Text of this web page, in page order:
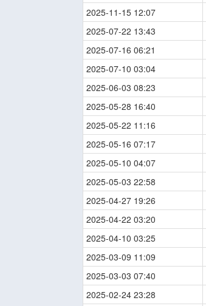
2025-11-15 12:07
2025-07-22 13:43
2025-07-16 06:21
2025-07-10 03:04
2025-06-03 08:23
2025-05-28 16:40
2025-05-22 11:16
2025-05-16 07:17
2025-05-10 04:07
2025-05-03 22:58
2025-04-27 19:26
2025-04-22 03:20
2025-04-10 03:25
2025-03-09 11:09
2025-03-03 07:40
2025-02-24 23:28